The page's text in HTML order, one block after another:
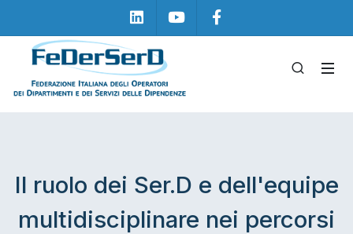
Linkedin Youtube
Il ruolo dei Ser.D e dell'equipe
multidisciplinare nei percorsi